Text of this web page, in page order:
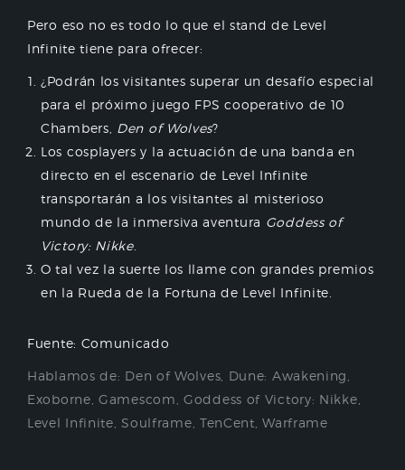
Pero eso no es todo lo que el stand de Level
Infinite tiene para ofrecer:
¿Podrán los visitantes superar un desafío especial
para el próximo juego FPS cooperativo de 10
Chambers, Den of Wolves?
Los cosplayers y la actuación de una banda en
directo en el escenario de Level Infinite
transportarán a los visitantes al misterioso
mundo de la inmersiva aventura Goddess of
Victory: Nikke.
O tal vez la suerte los llame con grandes premios
en la Rueda de la Fortuna de Level Infinite.
Fuente: Comunicado
Hablamos de: Den of Wolves Dune: Awakening
Exoborne ,Gamescom ,Goddess of Victory: Nikke
Level Infinite ,Soulframe TenCent ,Warframe